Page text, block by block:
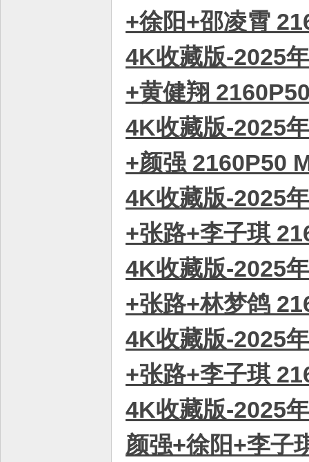
+徐阳+邵凌霄
4K收藏版-2025
+黄健翔
4K收藏版-2025
+颜强 2160P50
4K收藏版-2025
+张路+李子琪
4K收藏版-2025
+张路+林梦鸽
4K收藏版-2025
+张路+李子琪
4K收藏版-2025
颜强+徐阳+李子